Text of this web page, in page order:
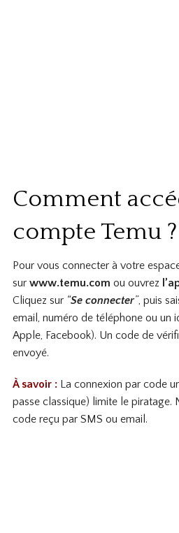
Comment
compte Temu ?
Pour vous connecter à votre
sur www.temu.com ou ouvrez
Cliquez sur “Se connecter”, puis
email, numéro de téléphone ou un
Apple, Facebook). Un code de
envoyé.
À savoir :La connexion par code
passe classique) limite le piratage.
code reçu par SMS ou email.